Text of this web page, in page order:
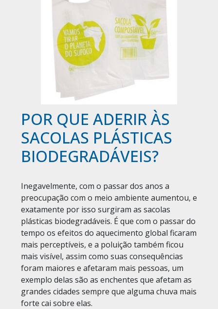
POR QUE ADERIR ÀS
SACOLAS PLÁSTICAS
BIODEGRADÁVEIS?
Inegavelmente, com o passar dos anos a
preocupação com o meio ambiente aumentou, e
exatamente por isso surgiram as sacolas
plásticas biodegradáveis. É que com o passar do
tempo os efeitos do aquecimento global ficaram
mais perceptíveis, e a poluição também ficou
mais visível, assim como suas consequências
foram maiores e afetaram mais pessoas, um
exemplo delas são as enchentes que afetam as
grandes cidades sempre que alguma chuva mais
forte cai sobre elas.